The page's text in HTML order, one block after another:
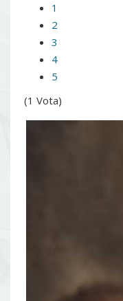
1
2
3
4
5
(1 Vota)